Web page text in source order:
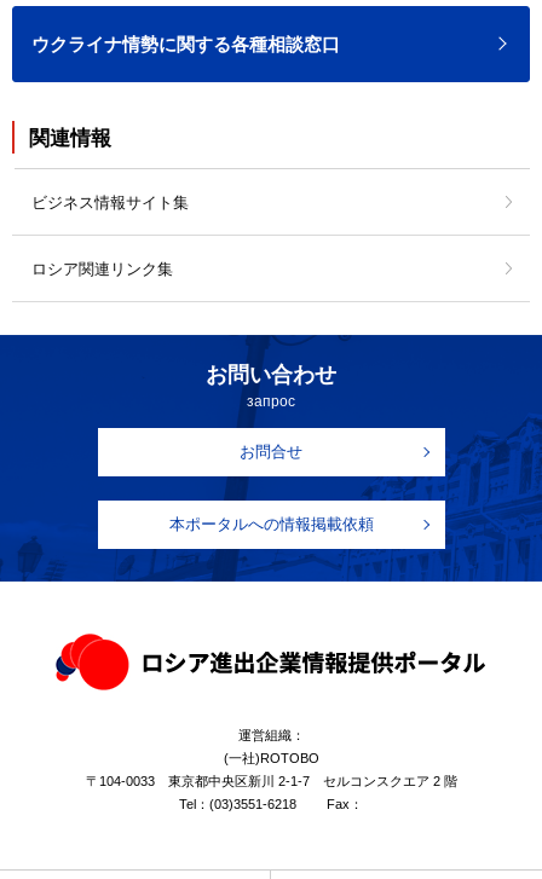
ウクライナ情勢に関する各種相談窓口
関連情報
ビジネス情報サイト集
ロシア関連リンク集
お問い合わせ
запрос
お問合せ
本ポータルへの情報掲載依頼
運営組織：
(一社)ROTOBO
〒104-0033 東京都中央区新川 2-1-7 セルコンスクエア 2 階
Tel： (03)3551-6218 Fax：